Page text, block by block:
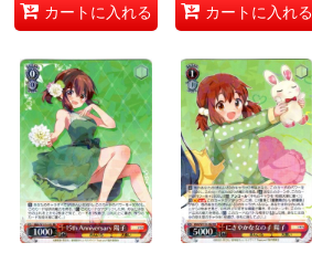
カートに入れる カートに入れる